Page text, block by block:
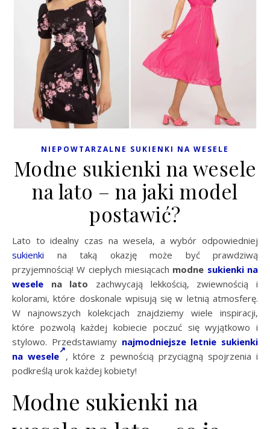
NIEPOWTARZALNE SUKIENKI NA WESELE
Modne sukienki na wesele
na lato – na jaki model
postawić?
Lato to idealny czas na wesela, a wybór odpowiedniej
sukienki na taką okazję może być prawdziwą
przyjemnością! W ciepłych miesiącach modne sukienki na
wesele na lato zachwycają lekkością, zwiewnością i
kolorami, które doskonale wpisują się w letnią atmosferę.
W najnowszych kolekcjach znajdziemy wiele inspiracji,
które pozwolą każdej kobiecie poczuć się wyjątkowo i
stylowo. Przedstawiamy najmodniejsze letnie sukienki
na wesele , które z pewnością przyciągną spojrzenia i
podkreślą urok każdej kobiety!
Modne sukienki na